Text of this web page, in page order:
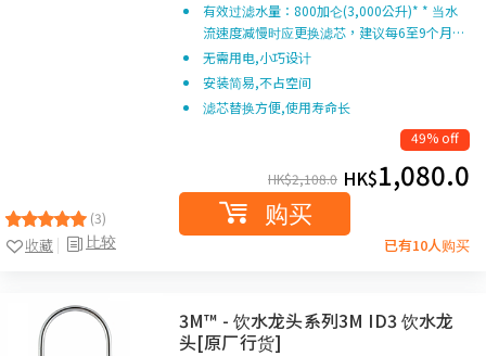
(3)
比较
收藏
有效过滤水量：800加仑(3,000公升)* * 当水
流速度减慢时应更换滤芯，建议每6至9个月…
无需用电,小巧设计
安装简易,不占空间
滤芯替换方便,使用寿命长
49% off
HK$2,108.0 HK$1,080.0
购买
已有10人购买
3M™ - 饮水龙头系列3M ID3 饮水龙
头[原厂行货]